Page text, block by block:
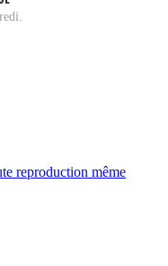
reproduction même